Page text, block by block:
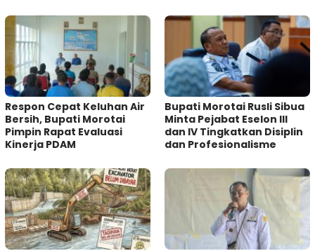
Respon Cepat Keluhan Air
Bersih, Bupati Morotai
Pimpin Rapat Evaluasi
Kinerja PDAM
Bupati Morotai Rusli Sibua
Minta Pejabat Eselon III
dan IV Tingkatkan Disiplin
dan Profesionalisme